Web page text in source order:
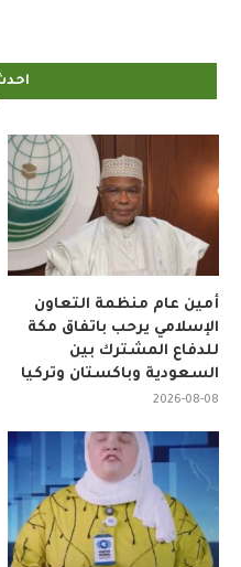
أمين عام منظمة التعاون
الإسلامي يرحب باتفاق مكة
للدفاع المشترك بين
السعودية وباكستان وتركيا
2026-08-08